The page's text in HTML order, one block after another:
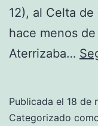
12), al Celta
hace menos
Aterrizaba…
Publicada el 18 de
Categorizado